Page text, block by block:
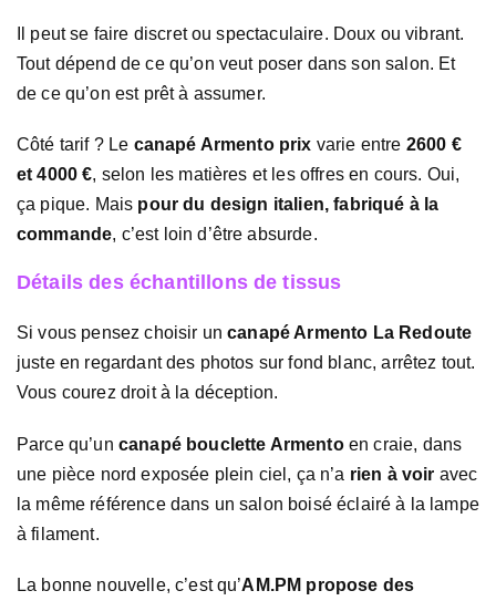
Il peut se faire discret ou spectaculaire. Doux ou vibrant.
Tout dépend de ce qu’on veut poser dans son salon. Et
de ce qu’on est prêt à assumer.
Côté tarif ? Le canapé Armento prix varie entre 2600 €
et 4000 €, selon les matières et les offres en cours. Oui,
ça pique. Mais pour du design italien, fabriqué à la
commande, c’est loin d’être absurde.
Détails des échantillons de tissus
Si vous pensez choisir uncanapé Armento La Redoute
juste en regardant des photos sur fond blanc, arrêtez tout.
Vous courez droit à la déception.
Parce qu’un canapé bouclette Armentoen craie, dans
une pièce nord exposée plein ciel, ça n’a rien à voir avec
la même référence dans un salon boisé éclairé à la lampe
à filament.
La bonne nouvelle, c’est qu’AM.PM propose des